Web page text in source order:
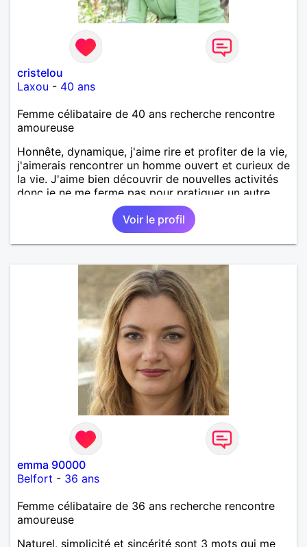
cristelou
Laxou - 40 ans
Femme célibataire de 40 ans recherche rencontre
amoureuse
Honnête, dynamique, j'aime rire et profiter de la vie,
j'aimerais rencontrer un homme ouvert et curieux de
la vie. J'aime bien découvrir de nouvelles activités
donc je ne me ferme pas pour pratiquer un autre
sport ou autre jeux en bonne compagnie. Ne faut-il
pas s'ouvrir pour découvrir son âme soeur !
Voir le profil
emma 90000
Belfort - 36 ans
Femme célibataire de 36 ans recherche rencontre
amoureuse
Naturel, simplicité et sincérité sont 3 mots qui me